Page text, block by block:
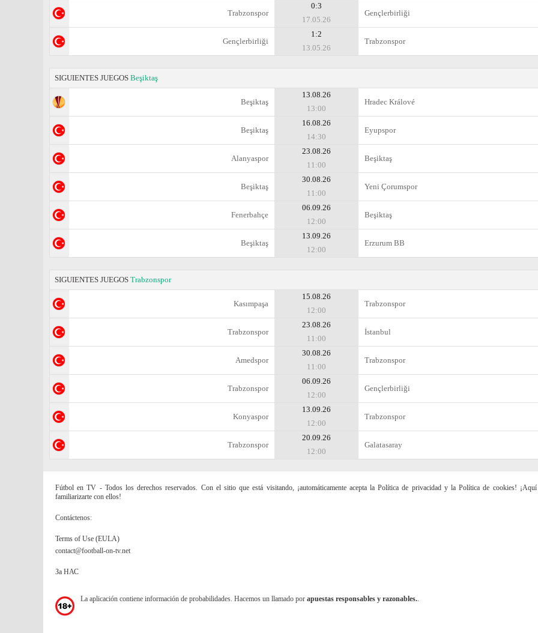
Trabzonspor
0:3
17.05.26
Gençlerbirliği
Gençlerbirliği
1:2
13.05.26
Trabzonspor
SIGUIENTES JUEGOS Beşiktaş
Beşiktaş
13.08.26
13:00
Hradec Králové
Beşiktaş
16.08.26
14:30
Eyupspor
Alanyaspor
23.08.26
11:00
Beşiktaş
Beşiktaş
30.08.26
11:00
Yeni Çorumspor
Fenerbahçe
06.09.26
12:00
Beşiktaş
Beşiktaş
13.09.26
12:00
Erzurum BB
SIGUIENTES JUEGOS Trabzonspor
Kasımpaşa
15.08.26
12:00
Trabzonspor
Trabzonspor
23.08.26
11:00
İstanbul
Amedspor
30.08.26
11:00
Trabzonspor
Trabzonspor
06.09.26
12:00
Gençlerbirliği
Konyaspor
13.09.26
12:00
Trabzonspor
Trabzonspor
20.09.26
12:00
Galatasaray
Fútbol en TV - Todos los derechos reservados. Con el sitio que está visitando, ¡automáticamente acepta la Política de privacidad y la Política de cookies! ¡Aquí
familiarizarte con ellos!
Contáctenos:
Terms of Use (EULA)
contact@football-on-tv.net
За НАС
La aplicación contiene información de probabilidades. Hacemos un llamado por apuestas responsables y razonables..